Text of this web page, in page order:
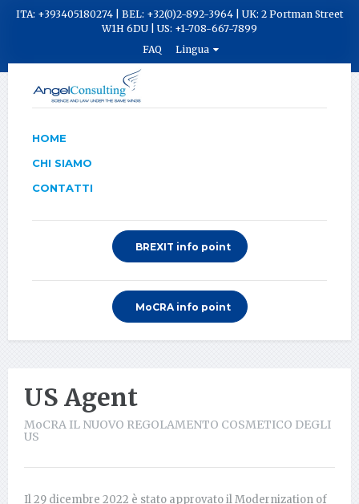
ITA: +393405180274 | BEL: +32(0)2-892-3964 | UK: 2 Portman Street
W1H 6DU | US: +1-708-667-7899
FAQ
Lingua
HOME
CHI SIAMO
CONTATTI
BREXIT info point
MoCRA info point
US Agent
MoCRA IL NUOVO REGOLAMENTO COSMETICO DEGLI
US
Il 29 dicembre 2022 è stato approvato il Modernization of